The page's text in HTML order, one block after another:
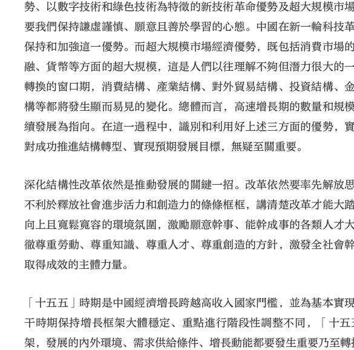
勢、以數字技術和綠色技術為特徵的新技術革命優勢及超大規模市
要我們保持謙虛謹慎、願意且善於學習的心態。中國在新一輪科技
保持和加強這一優勢。而超大規模市場經濟優勢，既包括消費市場
融、貨幣等方面的超大規模，這是人們以往理解不夠但潛力很大的
轉換的窗口期，消費結構、產業結構、對外貿易結構、投資結構、
構等都將發生顯而易見的變化。總體而言，高速增長期的數量和規
續發展為指向。在這一過程中，識別和利用好上述三方面的優勢，
對成功推進結構轉型、實現預期發展目標，無疑至關重要。
深化結構性改革依然是推動發展的關鍵一招。改革依然要率先解放
不利於釋放社會進步活力和創造力的條條框框，講清楚改革才能大
向上且寬鬆寬容的環境氛圍，激勵願意幹事、能幹成事的各類人才
徹尊重勞動、尊重知識、尊重人才、尊重創造的方針，激發全社會
取得成效的主體力量。
「十五五」時期是中國經濟增長跨越高收入國家門檻，並為基本
干時期保持增長框架大體穩定、重點進行階段性調整不同，「十
架，發展的內外環境、需求供給條件、增長動能都要發生重要乃至轉